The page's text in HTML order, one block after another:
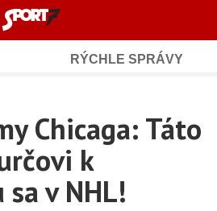
RÝCHLE SPRÁVY
Chicaga: Táto
k
v NHL!